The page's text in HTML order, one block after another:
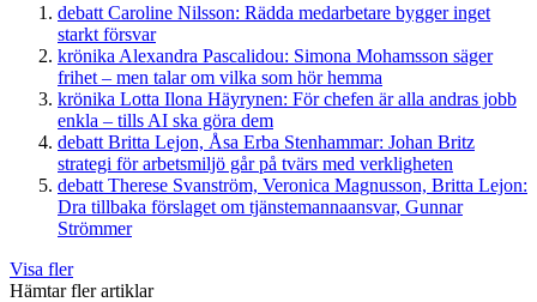
debatt Caroline Nilsson: Rädda medarbetare bygger inget
starkt försvar
krönika Alexandra Pascalidou: Simona Mohamsson säger
frihet – men talar om vilka som hör hemma
krönika Lotta Ilona Häyrynen: För chefen är alla andras jobb
enkla – tills AI ska göra dem
debatt Britta Lejon, Åsa Erba Stenhammar: Johan Britz
strategi för arbetsmiljö går på tvärs med verkligheten
debatt Therese Svanström, Veronica Magnusson, Britta Lejon:
Dra tillbaka förslaget om tjänstemannaansvar, Gunnar
Strömmer
Visa fler
Hämtar fler artiklar